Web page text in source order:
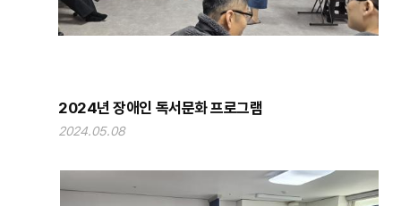
2024년 장애인 독서문화 프로그램
2024.05.08